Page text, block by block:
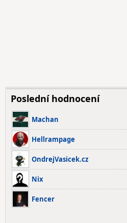
Poslední hodnocení
Machan
Hellrampage
OndrejVasicek.cz
Nix
Fencer